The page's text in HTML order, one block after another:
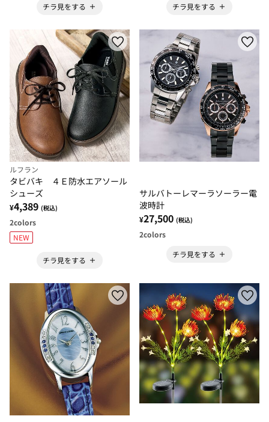
チラ見をする
チラ見をする
ルフラン
タビバキ ４Ｅ防水エアソール
シューズ
¥4,389 (税込)
2colors
NEW
チラ見をする
サルバトーレマーラソーラー電
波時計
¥27,500 (税込)
2colors
チラ見をする